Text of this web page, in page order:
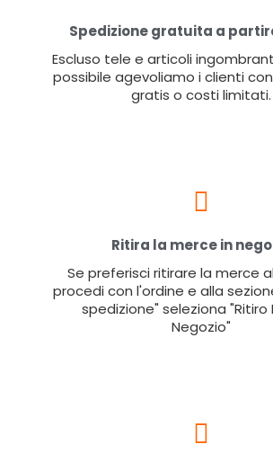
Spedizione gratuita a
Escluso tele e articoli
possibile agevoliamo i clienti
gratis o costi limitati.
Ritira la merce in
Se preferisci ritirare la merce
procedi con l'ordine e alla
spedizione" seleziona "Ritiro
Negozio"